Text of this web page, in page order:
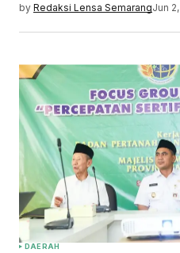
by Redaksi Lensa SemarangJun
DAERAH